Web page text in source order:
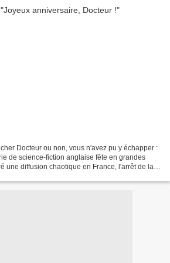
Docteur ou non, vous n'avez pu y échapper :
de science-fiction anglaise fête en grandes
une diffusion chaotique en France, l'arrêt de la